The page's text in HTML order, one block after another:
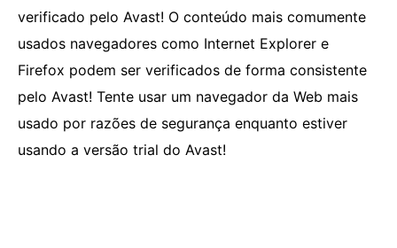
verificado pelo Avast! O conteúdo mais comumente
usados ​​navegadores como Internet Explorer e
Firefox podem ser verificados de forma consistente
pelo Avast! Tente usar um navegador da Web mais
usado por razões de segurança enquanto estiver
usando a versão trial do Avast!